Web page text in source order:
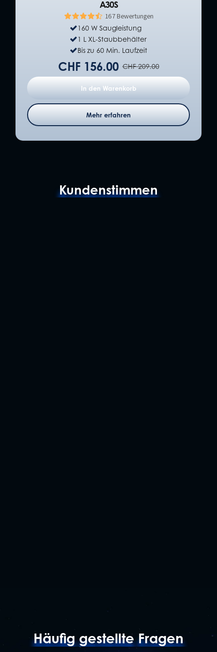
A30S
167 Bewertungen
160 W Saugleistung
1 L XL-Staubbehälter
Bis zu 60 Min. Laufzeit
CHF 156.00 CHF 209.00
In den Warenkorb
Mehr erfahren
Kundenstimmen
Häufig gestellte Fragen